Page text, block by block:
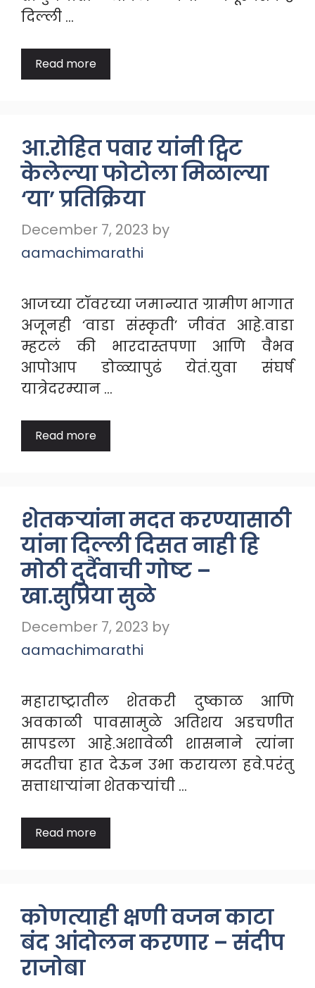
दिल्ली …
Read more
आ.रोहित पवार यांनी ट्विट
केलेल्या फोटोला मिळाल्या
‘या’ प्रतिक्रिया
December 7, 2023 by
aamachimarathi
आजच्या टॉवरच्या जमान्यात ग्रामीण भागात
अजूनही ‘वाडा संस्कृती’ जीवंत आहे.वाडा
म्हटलं की भारदास्तपणा आणि वैभव
आपोआप डोळ्यापुढं येतं.युवा संघर्ष
यात्रेदरम्यान …
Read more
शेतकऱ्यांना मदत करण्यासाठी
यांना दिल्ली दिसत नाही हि
मोठी दुर्दैवाची गोष्ट –
खा.सुप्रिया सुळे
December 7, 2023 by
aamachimarathi
महाराष्ट्रातील शेतकरी दुष्काळ आणि
अवकाळी पावसामुळे अतिशय अडचणीत
सापडला आहे.अशावेळी शासनाने त्यांना
मदतीचा हात देऊन उभा करायला हवे.परंतु
सत्ताधाऱ्यांना शेतकऱ्यांची …
Read more
कोणत्याही क्षणी वजन काटा
बंद आंदोलन करणार – संदीप
राजोबा